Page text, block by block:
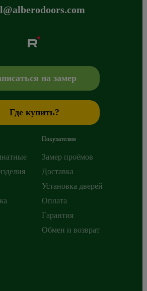
на замер
Где купить?
Покупателям
Замер проёмов
Доставка
Установка дверей
Оплата
Гарантия
Обмен и возврат